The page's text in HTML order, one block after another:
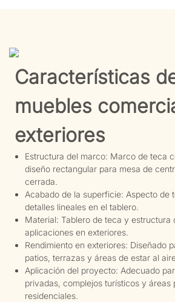
Características
muebles
exteriores
Estructura del marco: Marco de teca
diseño rectangular para mesa de
cerrada.
Acabado de la superficie: Aspecto de
detalles lineales en el tablero.
Material: Tablero de teca y estructura
aplicaciones en exteriores.
Rendimiento en exteriores: Diseñado
patios, terrazas y áreas de estar al
Aplicación del proyecto: Adecuado
privadas, complejos turísticos y áreas
residenciales.